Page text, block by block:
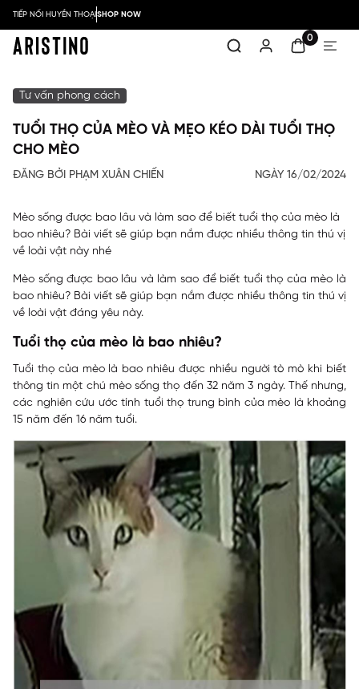
TIẾP NỐI HUYỀN THOẠISHOP NOW
0
Tư vấn phong cách
TUỔI THỌ CỦA MÈO VÀ MẸO KÉO DÀI TUỔI THỌ
CHO MÈO
ĐĂNG BỞI PHẠM XUÂN CHIẾN NGÀY 16/02/2024
Mèo sống được bao lâu và làm sao để biết tuổi thọ của mèo là
bao nhiêu? Bài viết sẽ giúp bạn nắm được nhiều thông tin thú vị
về loài vật này nhé
Mèo sống được bao lâu và làm sao để biết tuổi thọ của mèo là
bao nhiêu? Bài viết sẽ giúp bạn nắm được nhiều thông tin thú vị
về loài vật đáng yêu này.
Tuổi thọ của mèo là bao nhiêu?
Tuổi thọ của mèo là bao nhiêu được nhiều người tò mò khi biết
thông tin một chú mèo sống thọ đến 32 năm 3 ngày. Thế nhưng,
các nghiên cứu ước tính tuổi thọ trung bình của mèo là khoảng
15 năm đến 16 năm tuổi.